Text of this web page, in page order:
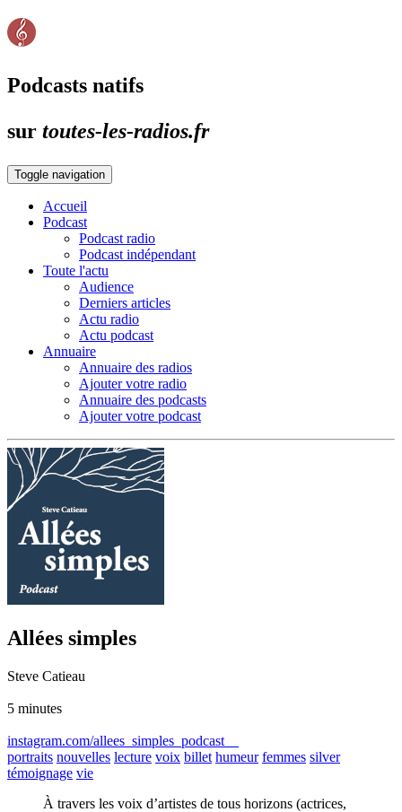
Podcasts natifs
sur toutes-les-radios.fr
Toggle navigation
Accueil
Podcast
Podcast radio
Podcast indépendant
Toute l'actu
Audience
Derniers articles
Actu radio
Actu podcast
Annuaire
Annuaire des radios
Ajouter votre radio
Annuaire des podcasts
Ajouter votre podcast
Allées simples
Steve Catieau
5 minutes
instagram.com/allees_simples_podcast
portraits nouvelles lecture voix billet humeur femmes silver
témoignage vie
À travers les voix d’artistes de tous horizons (actrices,